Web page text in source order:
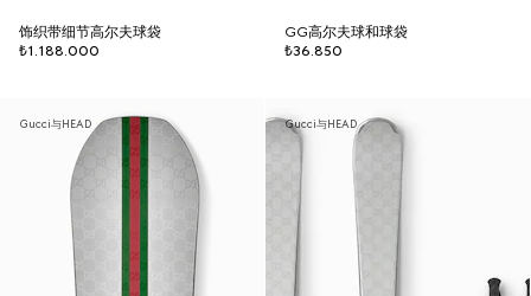
饰织带细节高尔夫球袋
₺1.188.000
GG高尔夫球和球袋
₺36.850
Gucci与HEAD Gucci与HEAD